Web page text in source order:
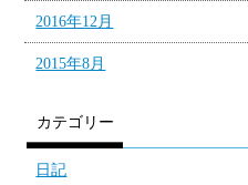
2016年12月
2015年8月
カテゴリー
日記